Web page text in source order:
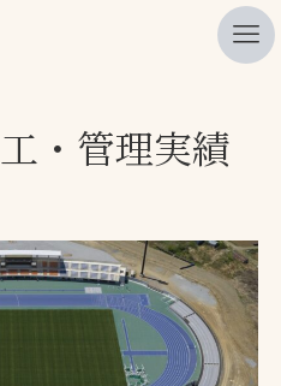
・管理実績